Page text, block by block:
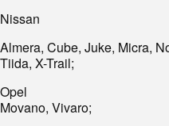
Nissan
Almera, Cube, Juke, Micra,
Tiida, X-Trail;
Opel
Movano, Vivaro;